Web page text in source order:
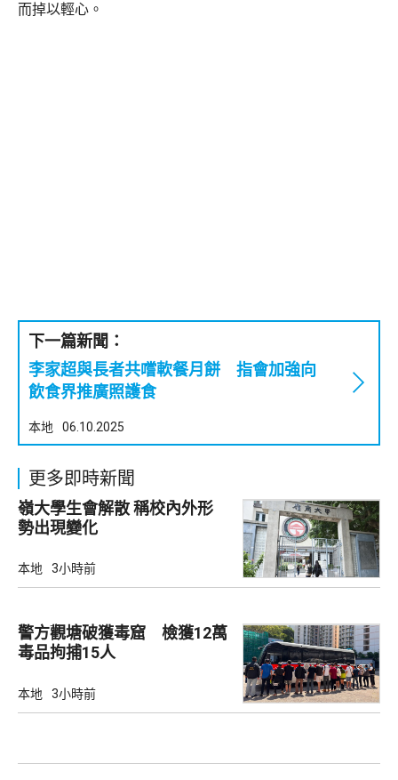
而掉以輕心。
下一篇新聞：
李家超與長者共嚐軟餐月餅 指會加強向
飲食界推廣照護食
本地 06.10.2025
更多即時新聞
嶺大學生會解散 稱校內外形
勢出現變化
本地 3小時前
警方觀塘破獲毒窟 檢獲12萬
毒品拘捕15人
本地 3小時前